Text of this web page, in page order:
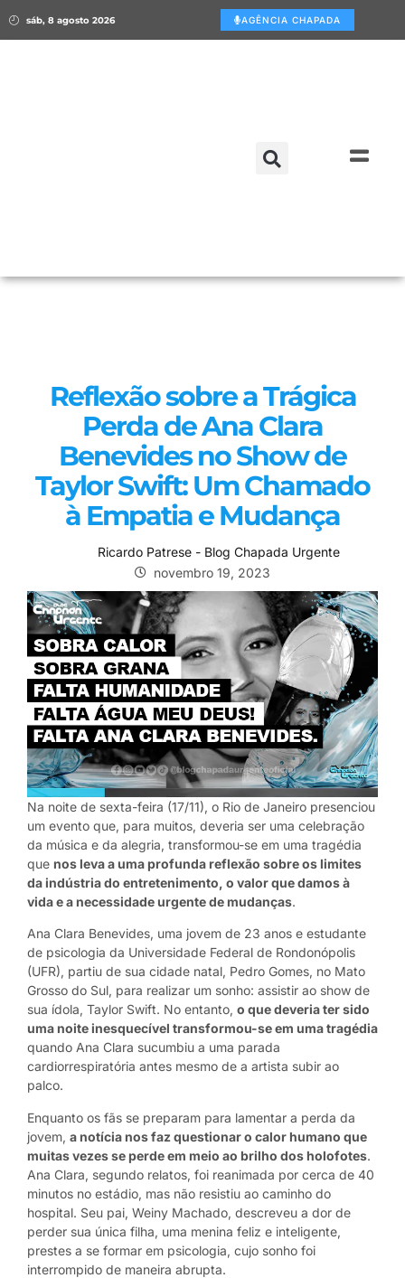
sáb, 8 agosto 2026 AGÊNCIA CHAPADA
Reflexão sobre a Trágica
Perda de Ana Clara
Benevides no Show de
Taylor Swift: Um Chamado
à Empatia e Mudança
Ricardo Patrese - Blog Chapada Urgente
novembro 19, 2023
Na noite de sexta-feira (17/11), o Rio de Janeiro presenciou
um evento que, para muitos, deveria ser uma celebração
da música e da alegria, transformou-se em uma tragédia
que nos leva a uma profunda reflexão sobre os limites
da indústria do entretenimento, o valor que damos à
vida e a necessidade urgente de mudanças.
Ana Clara Benevides, uma jovem de 23 anos e estudante
de psicologia da Universidade Federal de Rondonópolis
(UFR), partiu de sua cidade natal, Pedro Gomes, no Mato
Grosso do Sul, para realizar um sonho: assistir ao show de
sua ídola, Taylor Swift. No entanto, o que deveria ter sido
uma noite inesquecível transformou-se em uma tragédia
quando Ana Clara sucumbiu a uma parada
cardiorrespiratória antes mesmo de a artista subir ao
palco.
Enquanto os fãs se preparam para lamentar a perda da
jovem, a notícia nos faz questionar o calor humano que
muitas vezes se perde em meio ao brilho dos holofotes.
Ana Clara, segundo relatos, foi reanimada por cerca de 40
minutos no estádio, mas não resistiu ao caminho do
hospital. Seu pai, Weiny Machado, descreveu a dor de
perder sua única filha, uma menina feliz e inteligente,
prestes a se formar em psicologia, cujo sonho foi
interrompido de maneira abrupta.